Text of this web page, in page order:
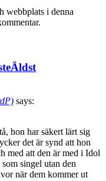
webbplats i denna
Äldst
says:
hon har säkert lärt sig
det är synd att hon
med att den är med i Idol
singel utan den
när dem kommer ut